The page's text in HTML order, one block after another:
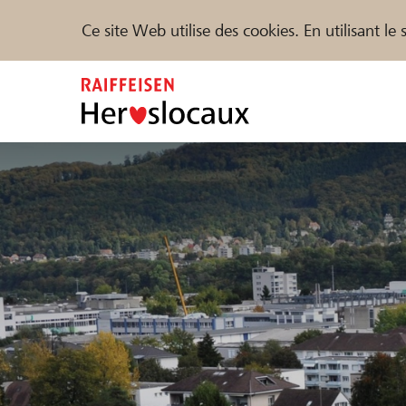
Ce site Web utilise des cookies. En utilisant
Parrainer Soutien & assistance
Trouvez des projets et des organisations
DE FR IT